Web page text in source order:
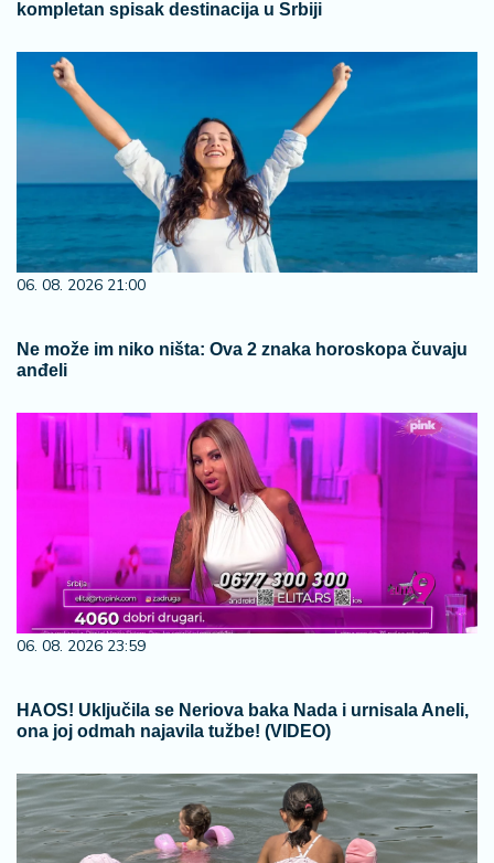
kompletan spisak destinacija u Srbiji
06. 08. 2026 21:00
Ne može im niko ništa: Ova 2 znaka horoskopa čuvaju
anđeli
06. 08. 2026 23:59
HAOS! Uključila se Neriova baka Nada i urnisala Aneli,
ona joj odmah najavila tužbe! (VIDEO)